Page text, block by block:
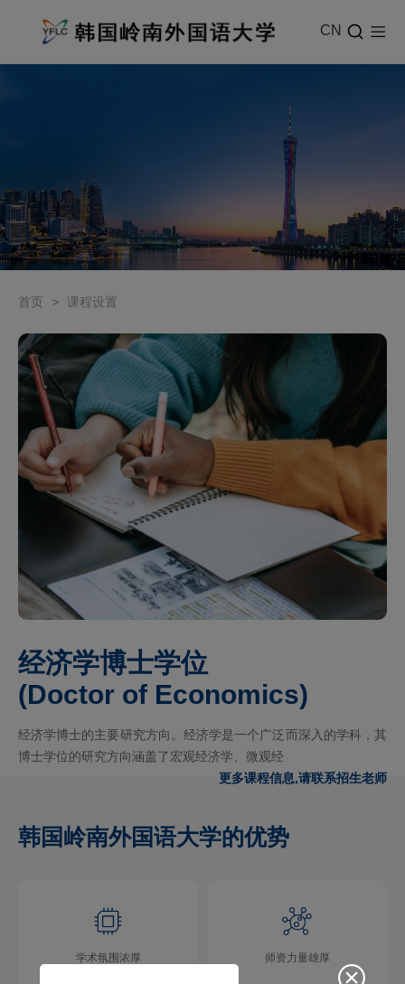
CN
首页 > 课程设置
经济学博士学位
(Doctor of Economics)
经济学博士的主要研究方向。经济学是一个广泛而深入的学科，其
博士学位的研究方向涵盖了宏观经济学、微观经
更多课程信息,请联系招生老师
韩国岭南外国语大学的优势
学术氛围浓厚 师资力量雄厚